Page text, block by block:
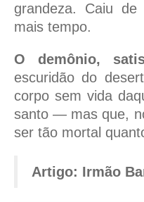
grandeza. Caiu
mais tempo.
O demônio,
escuridão do
corpo sem vida
santo — mas que,
ser tão mortal
Artigo: Irmão